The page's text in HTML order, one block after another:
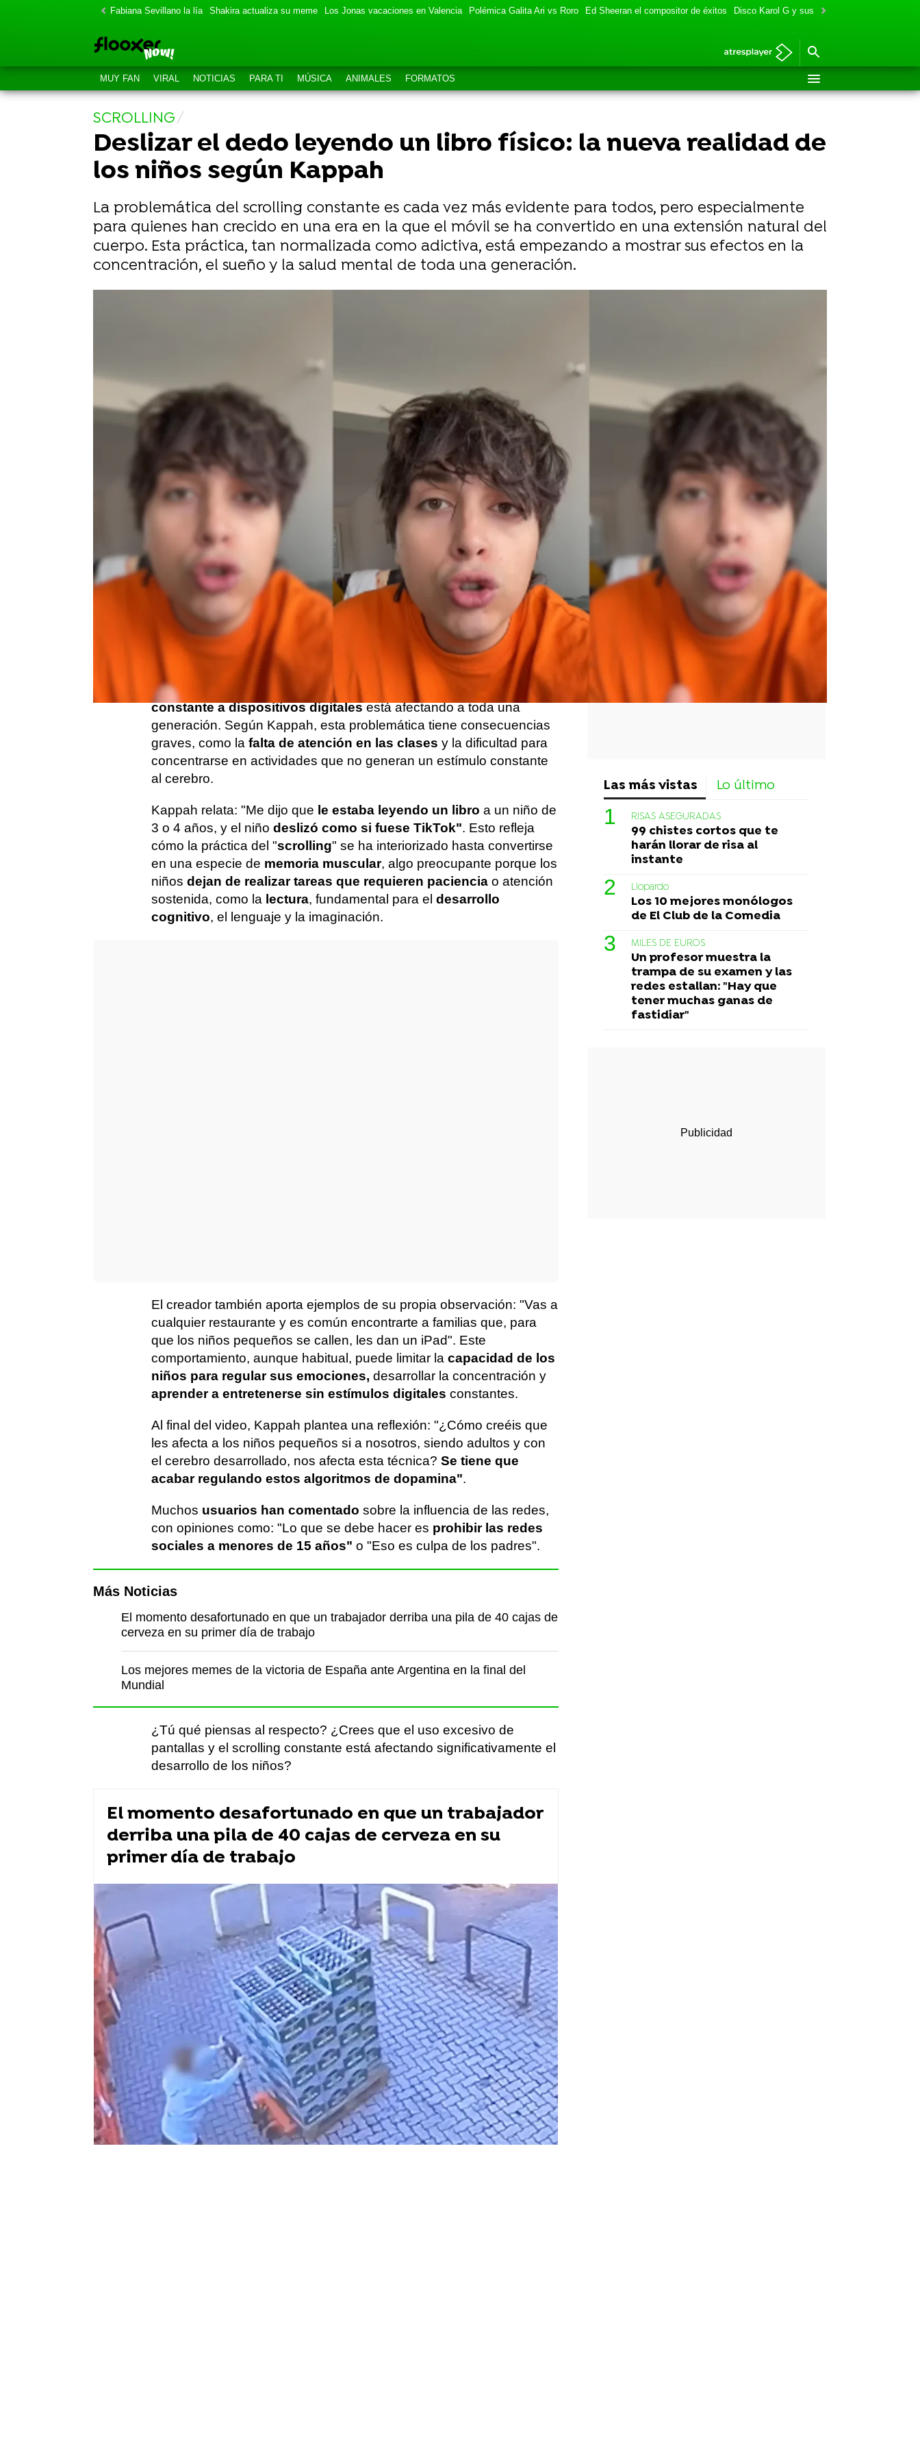
Fabiana Sevillano la lía Shakira actualiza su meme Los Jonas vacaciones en Valencia Polémica Galita Ari vs Roro Ed Sheeran el compositor de éxitos Disco Karol G y sus colaboraciones
MUY FAN VIRAL NOTICIAS PARA TI MÚSICA ANIMALES FORMATOS
SCROLLING
Deslizar el dedo leyendo un libro físico: la nueva realidad de
los niños según Kappah
La problemática del scrolling constante es cada vez más evidente para todos, pero especialmente
para quienes han crecido en una era en la que el móvil se ha convertido en una extensión natural del
cuerpo. Esta práctica, tan normalizada como adictiva, está empezando a mostrar sus efectos en la
concentración, el sueño y la salud mental de toda una generación.
Elena De la Fuente
05 de diciembre de 2025, 13:05 WhatsappFacebook
X Flipboard
El creador de contenido
ha subido recientemente un video
en el que comparte una historia contada por un familiar, quien es
profesor de niños
, y reflexiona sobre cómo la
constante a dispositivos digitalesestá afectando a toda una
generación. Según Kappah, esta problemática tiene consecuencias
graves, como la falta de atención en las clases y la dificultad para
concentrarse en actividades que no generan un estímulo constante
al cerebro.
Kappah relata: "Me dijo que le estaba leyendo un libro a un niño de
3 o 4 años, y el niño deslizó como si fuese TikTok". Esto refleja
cómo la práctica del "scrolling" se ha interiorizado hasta convertirse
en una especie de memoria muscular, algo preocupante porque los
niños dejan de realizar tareas que requieren paciencia o atención
sostenida, como la lectura, fundamental para el desarrollo
cognitivo, el lenguaje y la imaginación.
El creador también aporta ejemplos de su propia observación: "Vas a
cualquier restaurante y es común encontrarte a familias que, para
que los niños pequeños se callen, les dan un iPad". Este
comportamiento, aunque habitual, puede limitar la capacidad de los
niños para regular sus emociones, desarrollar la concentración y
aprender a entretenerse sin estímulos digitales constantes.
Al final del video, Kappah plantea una reflexión: "¿Cómo creéis que
les afecta a los niños pequeños si a nosotros, siendo adultos y con
el cerebro desarrollado, nos afecta esta técnica? Se tiene que
acabar regulando estos algoritmos de dopamina".
Muchos usuarios han comentado sobre la influencia de las redes,
con opiniones como: "Lo que se debe hacer es prohibir las redes
sociales a menores de 15 años" o "Eso es culpa de los padres".
Más Noticias
El momento desafortunado en que un trabajador derriba una pila de 40 cajas de
cerveza en su primer día de trabajo
Los mejores memes de la victoria de España ante Argentina en la final del
Mundial
¿Tú qué piensas al respecto? ¿Crees que el uso excesivo de
pantallas y el scrolling constante está afectando significativamente el
desarrollo de los niños?
El momento desafortunado en que un trabajador
derriba una pila de 40 cajas de cerveza en su
primer día de trabajo
tiktok Adicciones Vídeo viral
Las más vistas Lo último
RISAS ASEGURADAS
99 chistes cortos que te
harán llorar de risa al
instante
Liopardo
Los 10 mejores monólogos
de El Club de la Comedia
MILES DE EUROS
Un profesor muestra la
trampa de su examen y las
redes estallan: "Hay que
tener muchas ganas de
fastidiar"